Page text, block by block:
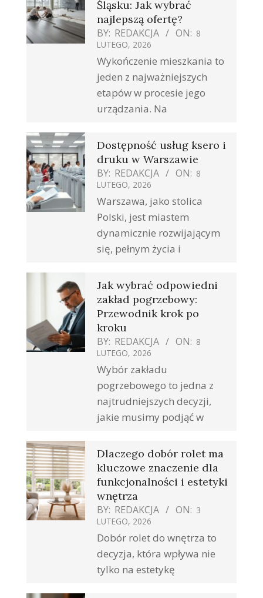
Śląsku: Jak wybrać
najlepszą ofertę?
BY: REDAKCJA ON: 8
LUTEGO, 2026
Wykończenie mieszkania to
jeden z najważniejszych
etapów w procesie jego
urządzania. Na
Dostępność usług ksero i
druku w Warszawie
BY: REDAKCJA ON: 8
LUTEGO, 2026
Warszawa, jako stolica
Polski, jest miastem
dynamicznie rozwijającym
się, pełnym życia i
Jak wybrać odpowiedni
zakład pogrzebowy:
Przewodnik krok po
kroku
BY: REDAKCJA ON: 8
LUTEGO, 2026
Wybór zakładu
pogrzebowego to jedna z
najtrudniejszych decyzji,
jakie musimy podjąć w
Dlaczego dobór rolet ma
kluczowe znaczenie dla
funkcjonalności i estetyki
wnętrza
BY: REDAKCJA ON: 3
LUTEGO, 2026
Dobór rolet do wnętrza to
decyzja, która wpływa nie
tylko na estetykę